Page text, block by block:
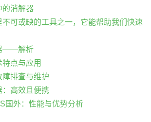
的消解器
可或缺的工具之一，它能帮助我们快速
——解析
点与应用
排查与维护
高效且便携
国外：性能与优势分析